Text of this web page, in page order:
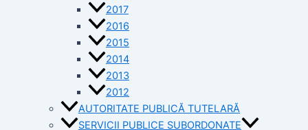
2017
2016
2015
2014
2013
2012
AUTORITATE PUBLICĂ TUTELARĂ
SERVICII PUBLICE SUBORDONATE